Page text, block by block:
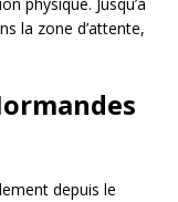
la zone d’attente,
depuis le